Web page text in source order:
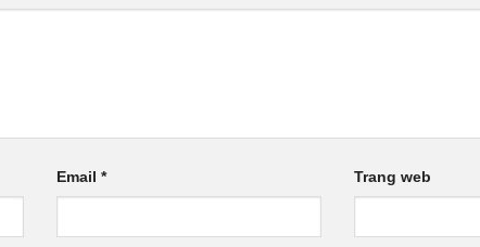
Email* Trang web